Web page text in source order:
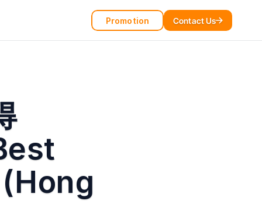
Promotion Contact Us